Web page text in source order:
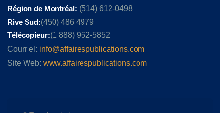
Région de Montréal: (514) 612-0498
Rive Sud:(450) 486 4979
Télécopieur:(1 888) 962-5852
Courriel: info@affairespublications.com
Site Web: www.affairespublications.com